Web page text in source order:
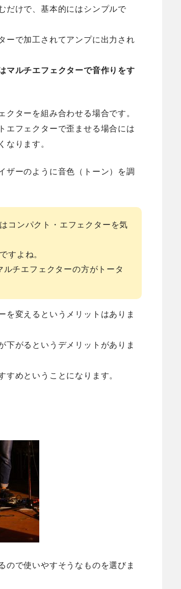
だけで、基本的にはシンプルで
ーで加工されてアンプに出力され
マルチエフェクターで音作りをす
ターを組み合わせる場合です。
エフェクターで歪ませる場合には
なります。
ザーのように音色（トーン）を調
コンパクト・エフェクターを気
すよね。
チエフェクターの方がトータ
を変えるというメリットはありま
下がるというデメリットがありま
すめということになります。
ので使いやすそうなものを選びま